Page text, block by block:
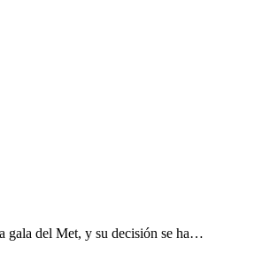
gala del Met, y su decisión se ha…